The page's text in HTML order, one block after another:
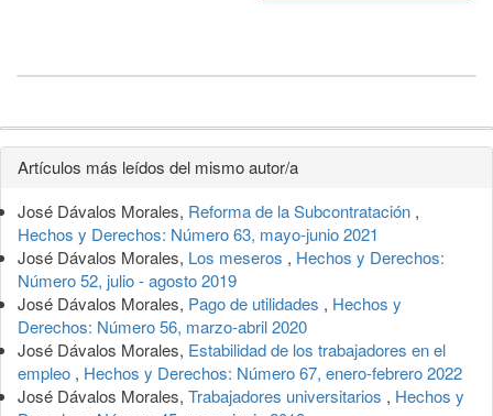
Detalles
del
artículo
Artículos más leídos del mismo autor/a
José Dávalos Morales, Reforma de la Subcontratación ,
Hechos y Derechos: Número 63, mayo-junio 2021
José Dávalos Morales, Los meseros , Hechos y Derechos:
Número 52, julio - agosto 2019
José Dávalos Morales, Pago de utilidades , Hechos y
Derechos: Número 56, marzo-abril 2020
José Dávalos Morales, Estabilidad de los trabajadores en el
empleo , Hechos y Derechos: Número 67, enero-febrero 2022
José Dávalos Morales, Trabajadores universitarios , Hechos y